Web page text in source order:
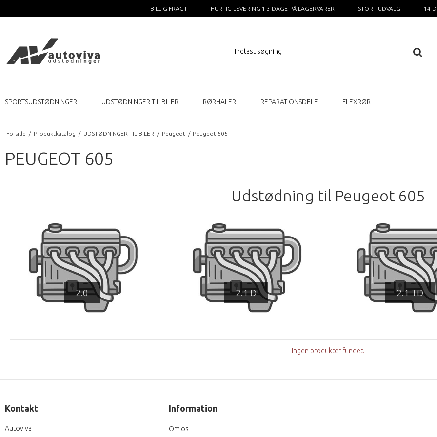
BILLIG FRAGT HURTIG LEVERING 1-3 DAGE PÅ LAGERVARER STORT UDVALG 14
SPORTSUDSTØDNINGER UDSTØDNINGER TIL BILER RØRHALER REPARATIONSDELE FLEXRØR
Forside / Produktkatalog / UDSTØDNINGER TIL BILER / Peugeot / Peugeot 605
PEUGEOT 605
Udstødning til Peugeot 605
2.0 2.1 D 2.1 TD
Ingen produkter fundet.
Kontakt
Autoviva
Information
Om os